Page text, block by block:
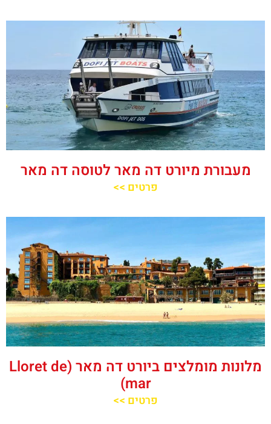
מעבורת מיורט דה מאר לטוסה דה מאר
פרטים >>
מלונות מומלצים ביורט דה מאר (Lloret de
mar)
פרטים >>